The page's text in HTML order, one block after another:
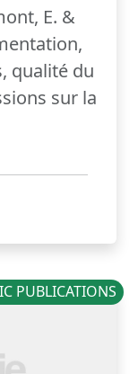
E. &
qualité du
sur la
PUBLICATIONS